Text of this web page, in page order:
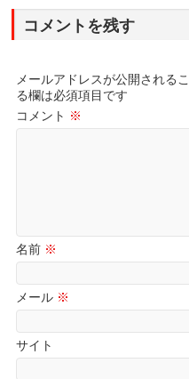
コメントを残す
メールアドレスが公開される
る欄は必須項目です
コメント ※
名前 ※
メール ※
サイト